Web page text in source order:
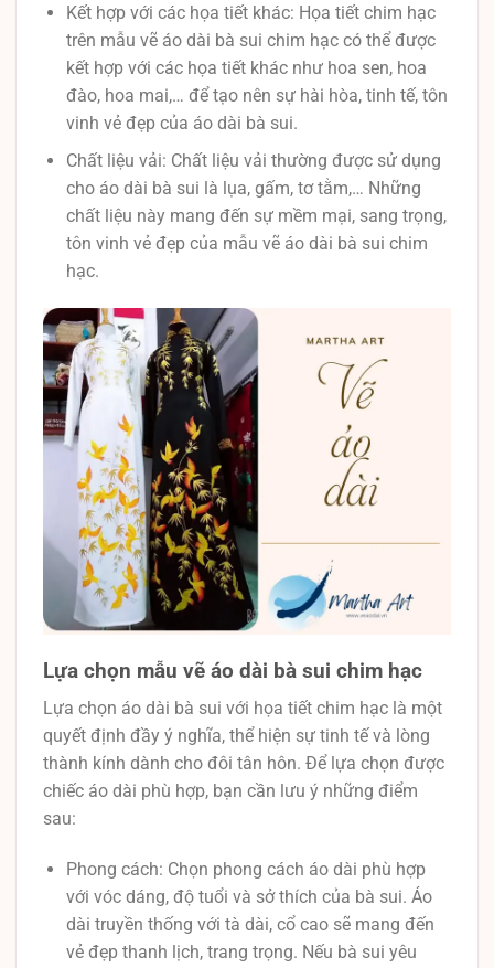
Kết hợp với các họa tiết khác: Họa tiết chim hạc
trên mẫu vẽ áo dài bà sui chim hạc có thể được
kết hợp với các họa tiết khác như hoa sen, hoa
đào, hoa mai,… để tạo nên sự hài hòa, tinh tế, tôn
vinh vẻ đẹp của áo dài bà sui.
Chất liệu vải: Chất liệu vải thường được sử dụng
cho áo dài bà sui là lụa, gấm, tơ tằm,… Những
chất liệu này mang đến sự mềm mại, sang trọng,
tôn vinh vẻ đẹp của mẫu vẽ áo dài bà sui chim
hạc.
Lựa chọn mẫu vẽ áo dài bà sui chim hạc
Lựa chọn áo dài bà sui với họa tiết chim hạc là một
quyết định đầy ý nghĩa, thể hiện sự tinh tế và lòng
thành kính dành cho đôi tân hôn. Để lựa chọn được
chiếc áo dài phù hợp, bạn cần lưu ý những điểm
sau:
Phong cách: Chọn phong cách áo dài phù hợp
với vóc dáng, độ tuổi và sở thích của bà sui. Áo
dài truyền thống với tà dài, cổ cao sẽ mang đến
vẻ đẹp thanh lịch, trang trọng. Nếu bà sui yêu